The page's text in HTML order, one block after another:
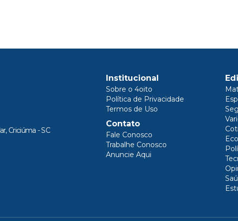
Criciúma - SC
Institucional
Sobre o 4oito
Política de Privacidade
Termos de Uso
Contato
Fale Conosco
Trabalhe Conosco
Anuncie Aqui